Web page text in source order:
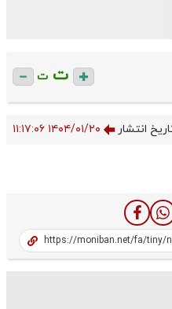
ت ت
۱۴۰۴/۰۱/۲۰ ۱۱:۱۷:۰۶